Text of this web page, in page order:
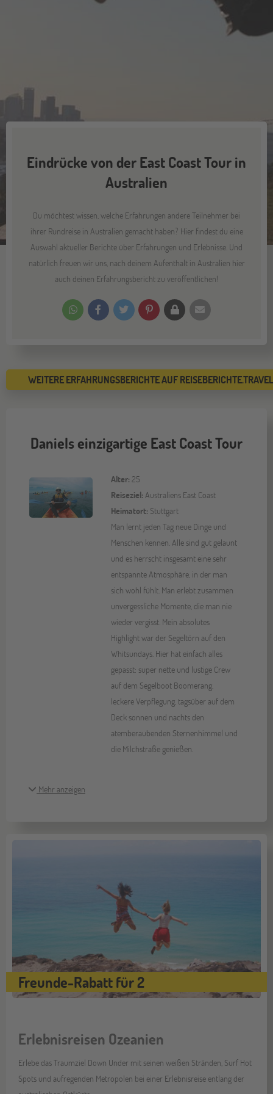
Eindrücke von der East Coast Tour in
Australien
Du möchtest wissen, welche Erfahrungen andere Teilnehmer bei
ihrer Rundreise in Australien gemacht haben? Hier findest du eine
Auswahl aktueller Berichte über Erfahrungen und Erlebnisse. Und
natürlich freuen wir uns, nach deinem Aufenthalt in Australien hier
auch deinen Erfahrungsbericht zu veröffentlichen!
WEITERE ERFAHRUNGSBERICHTE AUF
Daniels einzigartige East Coast Tour
Alter: 25
Reiseziel: Australiens East Coast
Heimatort: Stuttgart
Man lernt jeden Tag neue Dinge und
Menschen kennen. Alle sind gut gelaunt
und es herrscht insgesamt eine sehr
entspannte Atmosphäre, in der man
sich wohl fühlt. Man erlebt zusammen
unvergessliche Momente, die man nie
wieder vergisst. Mein absolutes
Highlight war der Segeltörn auf den
Whitsundays. Hier hat einfach alles
gepasst: super nette und lustige Crew
auf dem Segelboot Boomerang,
leckere Verpflegung, tagsüber auf dem
Deck sonnen und nachts den
atemberaubenden Sternenhimmel und
die Milchstraße genießen.
Mehr anzeigen
Freunde-Rabatt für 2
Erlebnisreisen Ozeanien
Erlebe das Traumziel Down Under mit seinen weißen Stränden, Surf Hot
Spots und aufregenden Metropolen bei einer Erlebnisreise entlang der